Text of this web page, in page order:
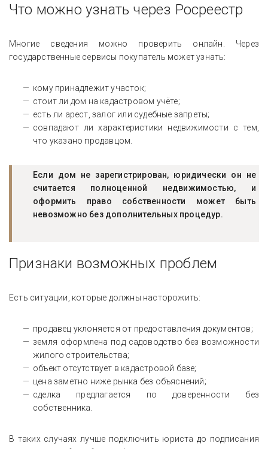
Что можно узнать через Росреестр
Многие сведения можно проверить онлайн. Через
государственные сервисы покупатель может узнать:
кому принадлежит участок;
стоит ли дом на кадастровом учёте;
есть ли арест, залог или судебные запреты;
совпадают ли характеристики недвижимости с тем,
что указано продавцом.
Если дом не зарегистрирован, юридически он не
считается полноценной недвижимостью, и
оформить право собственности может быть
невозможно без дополнительных процедур.
Признаки возможных проблем
Есть ситуации, которые должны насторожить:
продавец уклоняется от предоставления документов;
земля оформлена под садоводство без возможности
жилого строительства;
объект отсутствует в кадастровой базе;
цена заметно ниже рынка без объяснений;
сделка предлагается по доверенности без
собственника.
В таких случаях лучше подключить юриста до подписания